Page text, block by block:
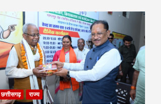
छत्तीसगढ़ राज्य